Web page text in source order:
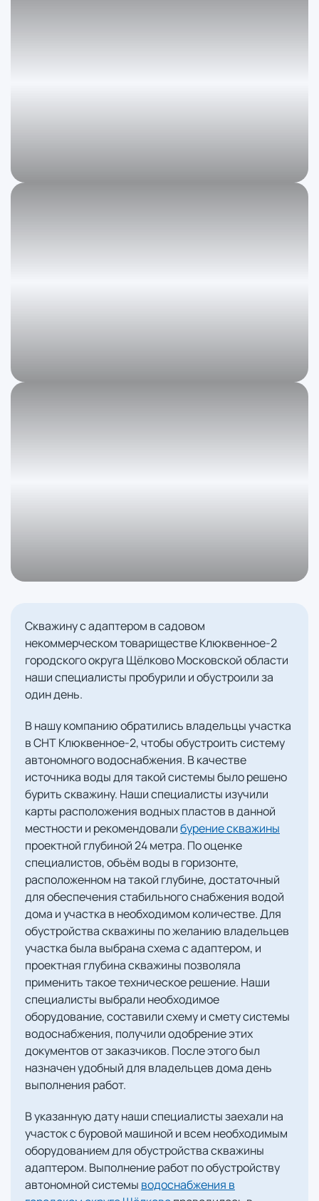
Скважину с адаптером в садовом
некоммерческом товариществе Клюквенное-2
городского округа Щёлково Московской области
наши специалисты пробурили и обустроили за
один день.
В нашу компанию обратились владельцы участка
в СНТ Клюквенное-2, чтобы обустроить систему
автономного водоснабжения. В качестве
источника воды для такой системы было решено
бурить скважину. Наши специалисты изучили
карты расположения водных пластов в данной
местности и рекомендовалибурение скважины
проектной глубиной 24 метра. По оценке
специалистов, объём воды в горизонте,
расположенном на такой глубине, достаточный
для обеспечения стабильного снабжения водой
дома и участка в необходимом количестве. Для
обустройства скважины по желанию владельцев
участка была выбрана схема с адаптером, и
проектная глубина скважины позволяла
применить такое техническое решение. Наши
специалисты выбрали необходимое
оборудование, составили схему и смету системы
водоснабжения, получили одобрение этих
документов от заказчиков. После этого был
назначен удобный для владельцев дома день
выполнения работ.
В указанную дату наши специалисты заехали на
участок с буровой машиной и всем необходимым
оборудованием для обустройства скважины
адаптером. Выполнение работ по обустройству
автономной системы водоснабжения в